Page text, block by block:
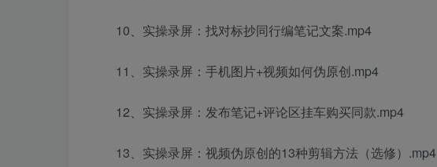
10、实操录屏：找对标抄同行编笔记文案.mp4
11、实操录屏：手机图片+视频如何伪原创.mp4
12、实操录屏：发布笔记+评论区挂车购买同款.mp4
13、实操录屏：视频伪原创的13种剪辑方法（选修）.mp4